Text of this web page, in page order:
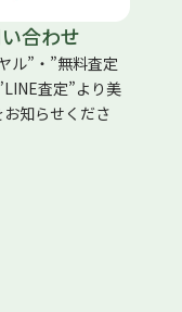
合わせ
ル”・”無料査定
査定”より美
知らせくださ